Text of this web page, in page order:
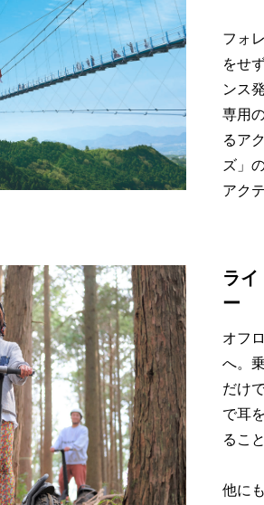
フォ
をせ
ンス
専用
るア
ズ」
アク
ラ
ー
オフ
へ。
だけ
で耳
るこ
他に